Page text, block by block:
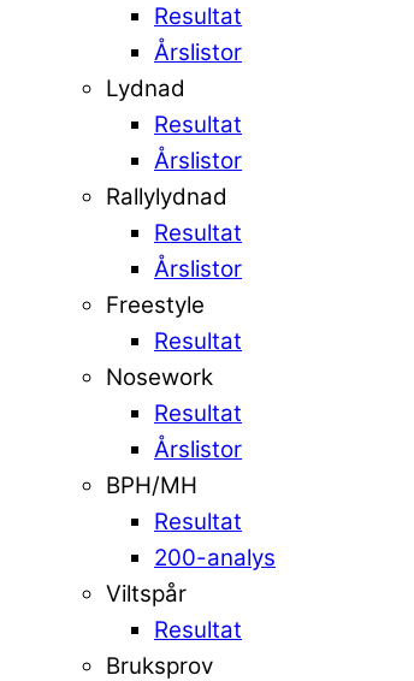
Resultat
Årslistor
Lydnad
Resultat
Årslistor
Rallylydnad
Resultat
Årslistor
Freestyle
Resultat
Nosework
Resultat
Årslistor
BPH/MH
Resultat
200-analys
Viltspår
Resultat
Bruksprov